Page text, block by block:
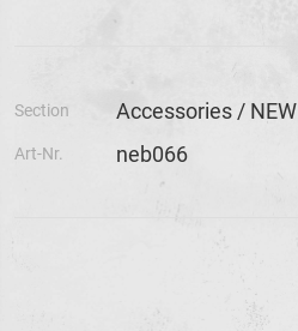
Section Accessories / NEW
Art-Nr. neb066